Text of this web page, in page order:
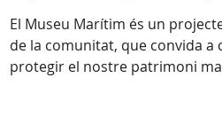
El Museu Marítim és un
de la comunitat, que convida a
protegir el nostre patrimoni